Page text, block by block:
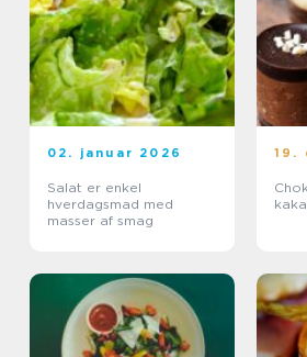
02. januar 2026
Salat er enkel
hverdagsmad med
masser af smag
19.